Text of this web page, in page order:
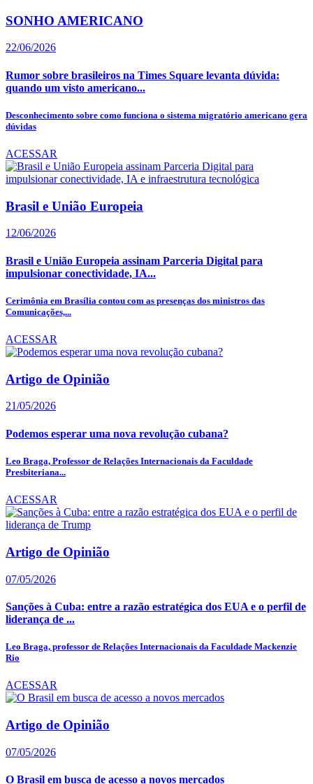
SONHO AMERICANO
22/06/2026
Rumor sobre brasileiros na Times Square levanta dúvida:
quando um visto americano...
Desconhecimento sobre como funciona o sistema migratório americano gera
dúvidas
ACESSAR
Brasil e União Europeia
12/06/2026
Brasil e União Europeia assinam Parceria Digital para
impulsionar conectividade, IA...
Cerimônia em Brasília contou com as presenças dos ministros das
Comunicações,...
ACESSAR
Artigo de Opinião
21/05/2026
Podemos esperar uma nova revolução cubana?
Leo Braga, Professor de Relações Internacionais da Faculdade
Presbiteriana...
ACESSAR
Artigo de Opinião
07/05/2026
Sanções à Cuba: entre a razão estratégica dos EUA e o perfil de
liderança de ...
Leo Braga, professor de Relações Internacionais da Faculdade Mackenzie
Rio
ACESSAR
Artigo de Opinião
07/05/2026
O Brasil em busca de acesso a novos mercados